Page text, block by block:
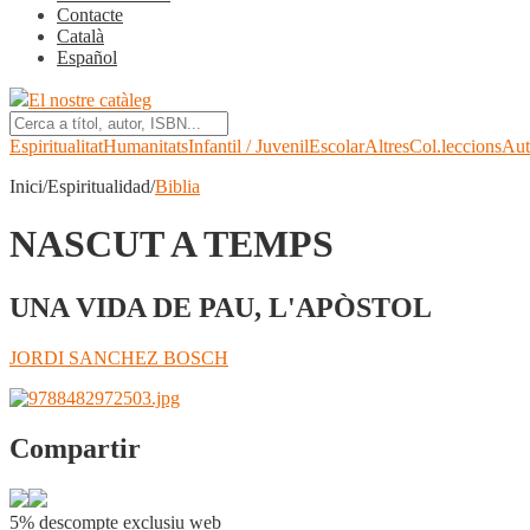
Contacte
Català
Español
El nostre catàleg
EspiritualitatHumanitatsInfantil / JuvenilEscolarAltresCol.leccions
Inici/Espiritualidad/Biblia
NASCUT A TEMPS
UNA VIDA DE PAU, L'APÒSTOL
JORDI SANCHEZ BOSCH
Compartir
5% descompte exclusiu web